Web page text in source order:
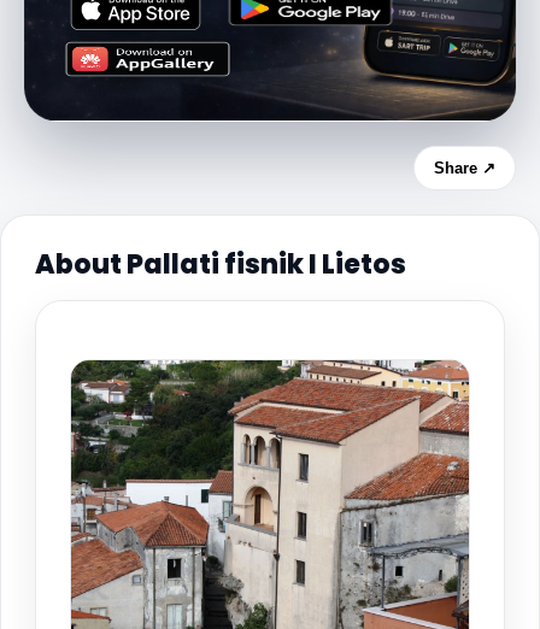
Share ↗
About Pallati fisnik I Lietos